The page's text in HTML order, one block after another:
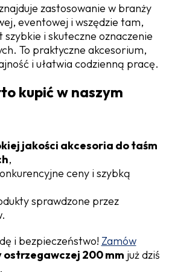
zastosowanie w branży
eventowej i wszędzie tam,
szybkie i skuteczne oznaczenie
To praktyczne akcesorium,
i ułatwia codzienną pracę.
kupić w naszym
jakości akcesoria do taśm
,
ceny i szybką
sprawdzone przez
i bezpieczeństwo! Zamów
200 mm już dziś